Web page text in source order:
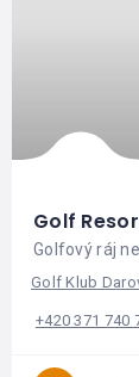
Golf
Golfový ráj
Golf Klub
+420 371 740